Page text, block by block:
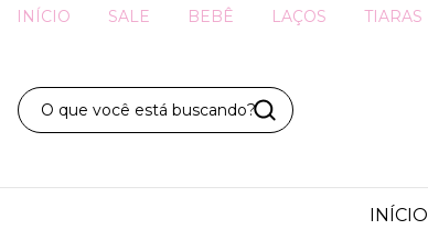
INÍCIO SALE BEBÊ LAÇOS TIARAS
INÍCIO